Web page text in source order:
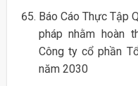
Báo Cáo Thực Tập
pháp nhằm hoàn
Công ty cổ phần
năm 2030